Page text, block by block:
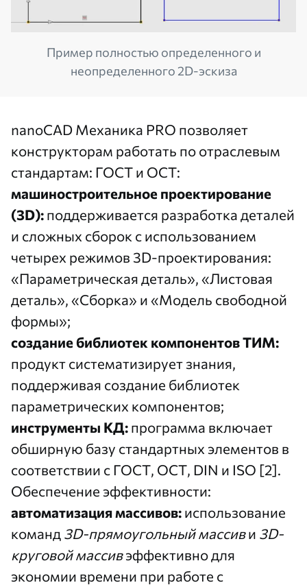
Пример полностью определенного и
неопределенного 2D-эскиза
nanoCAD Механика PRO позволяет
конструкторам работать по отраслевым
стандартам: ГОСТ и ОСТ:
машиностроительное проектирование
(3D): поддерживается разработка деталей
и сложных сборок с использованием
четырех режимов 3D-проектирования:
«Параметрическая деталь», «Листовая
деталь», «Сборка» и «Модель свободной
формы»;
создание библиотек компонентов ТИМ:
продукт систематизирует знания,
поддерживая создание библиотек
параметрических компонентов;
инструменты КД: программа включает
обширную базу стандартных элементов в
соответствии с ГОСТ, ОСТ, DIN и ISO [2].
Обеспечение эффективности:
автоматизация массивов: использование
команд 3D-прямоугольный массиви 3D-
круговой массивэффективно для
экономии времени при работе с